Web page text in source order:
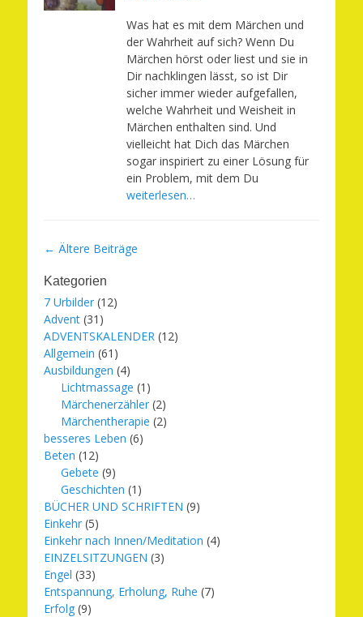
Was hat es mit dem Märchen und
der Wahrheit auf sich? Wenn Du
Märchen hörst oder liest und sie in
Dir nachklingen lässt, so ist Dir
sicher immer wieder aufgefallen,
welche Wahrheit und Weisheit in
Märchen enthalten sind. Und
vielleicht hat Dich das Märchen
sogar inspiriert zu einer Lösung für
ein Problem, mit dem Du
weiterlesen…
Beitragsnavigation
← Ältere Beiträge
Kategorien
7 Urbilder (12)
Advent (31)
ADVENTSKALENDER (12)
Allgemein (61)
Ausbildungen (4)
Lichtmassage (1)
Märchenerzähler (2)
Märchentherapie (2)
besseres Leben (6)
Beten (12)
Gebete (9)
Geschichten (1)
BÜCHER UND SCHRIFTEN (9)
Einkehr (5)
Einkehr nach Innen/Meditation (4)
EINZELSITZUNGEN (3)
Engel (33)
Entspannung, Erholung, Ruhe (7)
Erfolg (9)